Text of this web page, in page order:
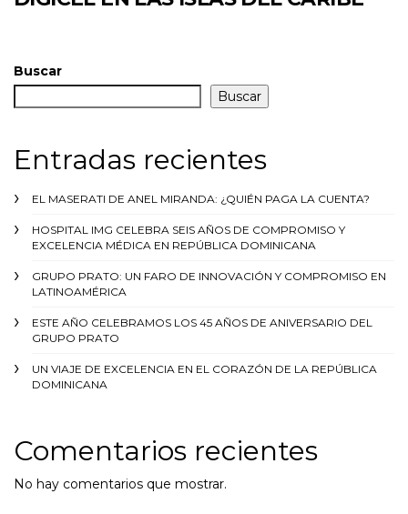
Buscar
Buscar
Entradas recientes
EL MASERATI DE ANEL MIRANDA: ¿QUIÉN PAGA LA CUENTA?
HOSPITAL IMG CELEBRA SEIS AÑOS DE COMPROMISO Y
EXCELENCIA MÉDICA EN REPÚBLICA DOMINICANA
GRUPO PRATO: UN FARO DE INNOVACIÓN Y COMPROMISO EN
LATINOAMÉRICA
ESTE AÑO CELEBRAMOS LOS 45 AÑOS DE ANIVERSARIO DEL
GRUPO PRATO
UN VIAJE DE EXCELENCIA EN EL CORAZÓN DE LA REPÚBLICA
DOMINICANA
Comentarios recientes
No hay comentarios que mostrar.